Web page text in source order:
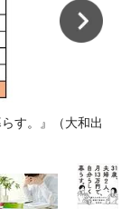
す。
』（大和出